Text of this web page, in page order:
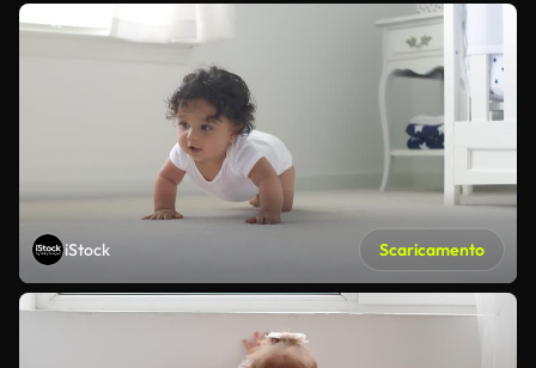
iStock Scaricamento